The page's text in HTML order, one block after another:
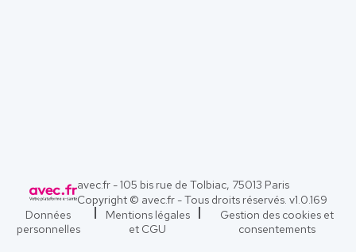
avec.fr - 105 bis rue de Tolbiac, 75013 Paris
Copyright © avec.fr - Tous droits réservés. v1.0.169
Données
personnelles
Mentions légales
et CGU
Gestion des cookies et
consentements